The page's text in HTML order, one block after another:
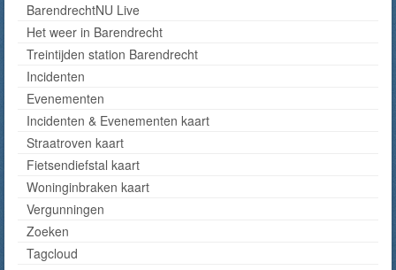
BarendrechtNU Live
Het weer in Barendrecht
Treintijden station Barendrecht
Incidenten
Evenementen
Incidenten & Evenementen kaart
Straatroven kaart
Fietsendiefstal kaart
Woninginbraken kaart
Vergunningen
Zoeken
Tagcloud